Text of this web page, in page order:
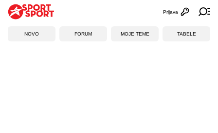
Otvori
Prijava
NOVO FORUM MOJE TEME TABELE